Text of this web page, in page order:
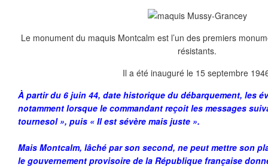
Le monument du maquis Montcalm est l’un des premiers
résistants.
Il a été inauguré le 15 septembre
À partir du 6 juin 44, date historique du débarquement, les
notamment lorsque le commandant reçoit les messages
tournesol », puis « Il est sévère mais juste ».
Mais Montcalm, lâché par son second, ne peut mettre son
le gouvernement provisoire de la République française